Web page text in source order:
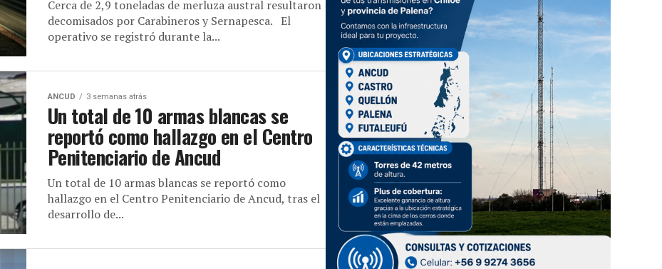
Cerca de 2,9 toneladas de merluza austral resultaron
decomisados por Carabineros y Sernapesca. El
operativo se registró durante la...
ANCUD 3 semanas atrás
Un total de 10 armas blancas se
reportó como hallazgo en el Centro
Penitenciario de Ancud
Un total de 10 armas blancas se reportó como
hallazgo en el Centro Penitenciario de Ancud, tras el
desarrollo de...